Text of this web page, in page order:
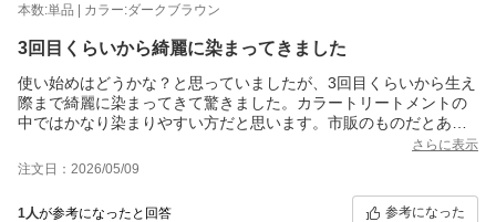
本数:単品 | カラー:ダークブラウン
3回目くらいから綺麗に染まってきました
使い始めはどうかな？と思っていましたが、3回目くらいから生え
際まで綺麗に染まってきて驚きました。カラートリートメントの
中ではかなり染まりやすい方だと思います。市販のものだとあま
り色が入らない商品も多かったので、こちらはしっかり変化を感
じられて良かったです。トリートメント成分もしっかりしてい
んでした。使いやすかったので、このまま続けたいと思います。
さらに表示
注文日：2026/05/09
1人が参考になったと回答 参考になった